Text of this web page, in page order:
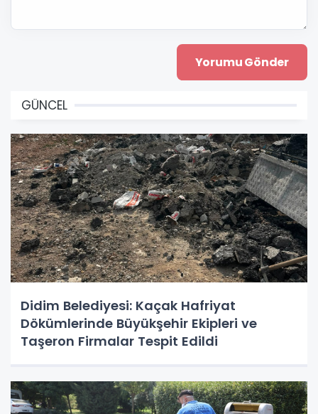
GÜNCEL
Didim Belediyesi: Kaçak Hafriyat
Dökümlerinde Büyükşehir Ekipleri ve
Taşeron Firmalar Tespit Edildi